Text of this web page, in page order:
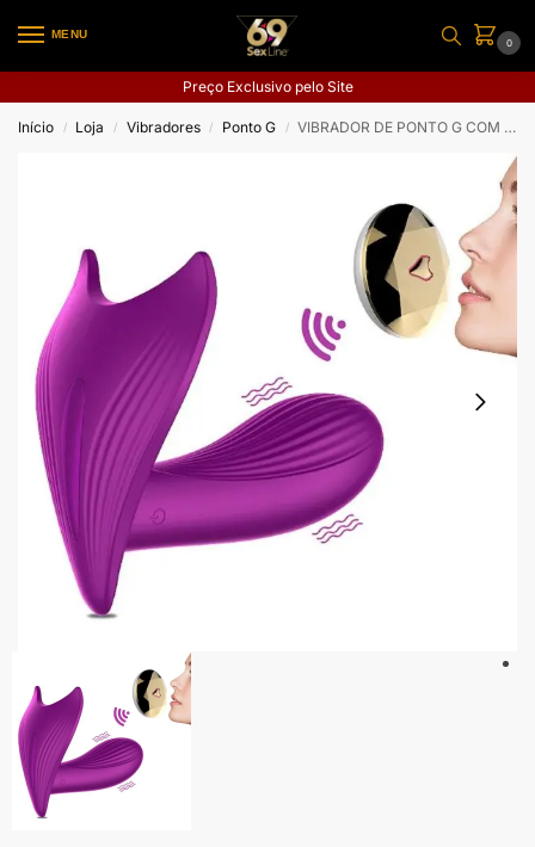
MENU
0
Preço Exclusivo pelo Site
Início / Loja / Vibradores / Ponto G / VIBRADOR DE PONTO G COM CONTROLE REMOTO E VIBRAÇÃO POR VOZ